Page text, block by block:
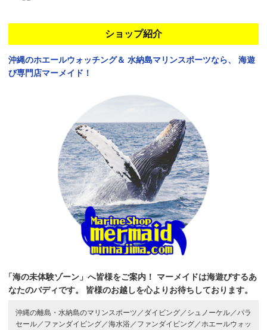
ショップ紹介
沖縄のホエールウォッチング＆ 水納島マリンスポーツなら、
海遊
び専門店マーメイド！
「海の未体験ゾーン」へ皆様をご案内！
マーメイドは海遊びするあ
なたのバディです。
皆様のお越しを心よりお待ちしております。
沖縄の離島・水納島のマリンスポーツ／ ダイビング／ シュノーケル／ パラ
セール／ ファンダイビング／海水浴／ ファンダイビング／ ホエールウォッ